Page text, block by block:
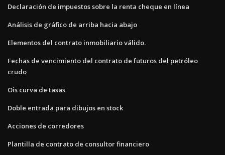
Declaración de impuestos sobre la renta cheque en línea
Análisis de gráfico de arriba hacia abajo
Elementos del contrato inmobiliario válido.
Fechas de vencimiento del contrato de futuros del petróleo
crudo
Ois curva de tasas
Doble entrada para dibujos en stock
Acciones de corredores
Plantilla de contrato de consultor financiero